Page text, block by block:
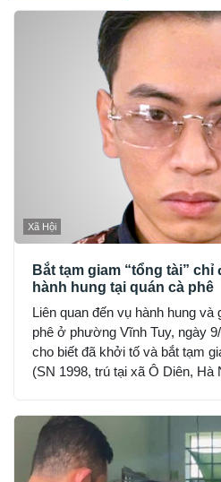
Xã Hội
Bắt tạm giam “tổng tài”
hành hung tại quán cà phê
Liên quan đến vụ hành hung và
phê ở phường Vĩnh Tuy, ngày
cho biết đã khởi tố và bắt tạm
(SN 1998, trú tại xã Ô Diên, Hà